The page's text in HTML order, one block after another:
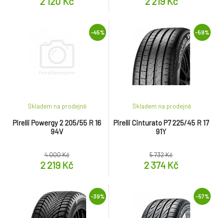
-45%
Pirelli Powergy 2 205/55 R 16
94V
Skladem na prodejně
4 000 Kč
2 219 Kč
-59%
Pirelli Cinturato P7 225/45 R 17
91Y
Skladem na prodejně
5 732 Kč
2 374 Kč
-39% -57%